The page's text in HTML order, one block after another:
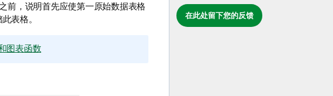
在此处留下您的反馈
之前，说明首先应使第一原始数据表格
表格。
图表函数